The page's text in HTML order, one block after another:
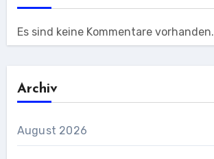
Es sind keine Kommentare vorhanden.
Archiv
August 2026